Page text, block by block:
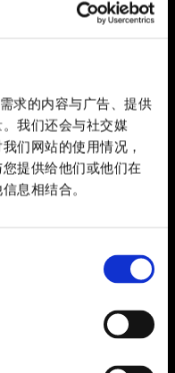
求的内容与广告、提供
我们还会与社交媒
们网站的使用情况，
提供给他们或他们在
息相结合。